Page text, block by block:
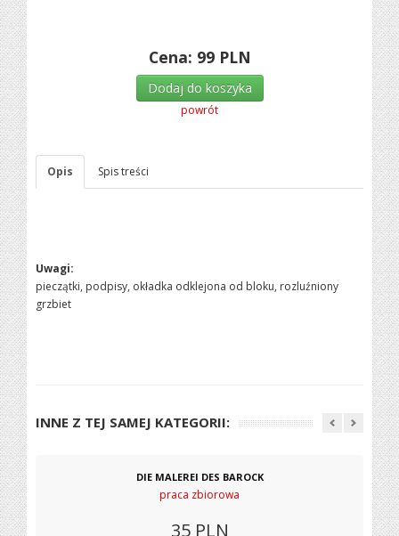
Cena: 99 PLN
Dodaj do koszyka
powrót
Opis Spis treści
Uwagi:
pieczątki, podpisy, okładka odklejona od bloku, rozluźniony
grzbiet
INNE Z TEJ SAMEJ KATEGORII:
DIE MALEREI DES BAROCK
praca zbiorowa
35 PLN